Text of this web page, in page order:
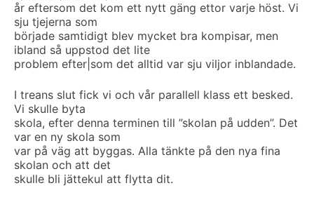
år eftersom det kom ett nytt gäng ettor varje höst. Vi
sju tjejerna som
började samtidigt blev mycket bra kompisar, men
ibland så uppstod det lite
problem efter|som det alltid var sju viljor inblandade.
I treans slut fick vi och vår parallell klass ett besked.
Vi skulle byta
skola, efter denna terminen till ”skolan på udden”. Det
var en ny skola som
var på väg att byggas. Alla tänkte på den nya fina
skolan och att det
skulle bli jättekul att flytta dit.